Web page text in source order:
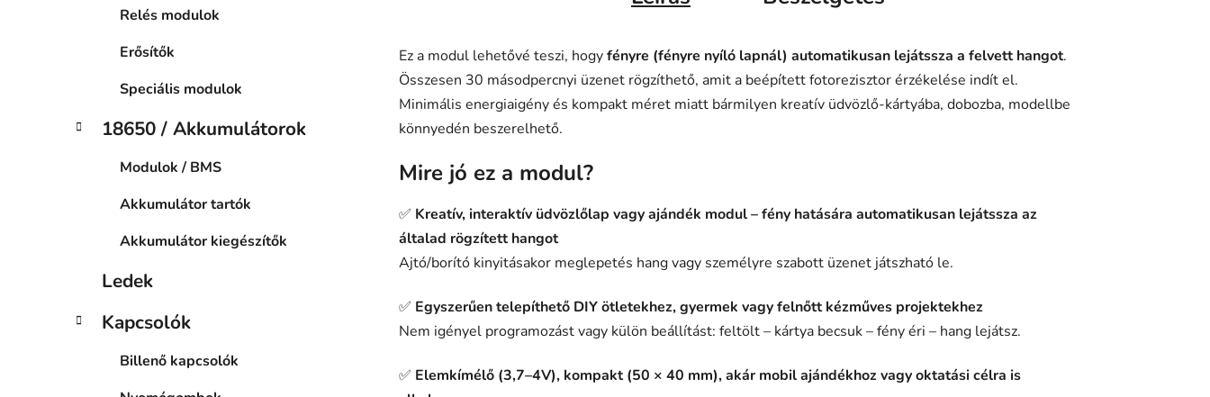
Relés modulok
Erősítők
Speciális modulok
18650 / Akkumulátorok
Modulok / BMS
Akkumulátor tartók
Akkumulátor kiegészítők
Ledek
Kapcsolók
Billenő kapcsolók
Ez a modul lehetővé teszi, hogyfényre (fényre nyíló lapnál) automatikusan lejátssza a felvett hangot.
Összesen 30 másodpercnyi üzenet rögzíthető, amit a beépített fotorezisztor érzékelése indít el.
Minimális energiaigény és kompakt méret miatt bármilyen kreatív üdvözlő-kártyába, dobozba, modellbe
könnyedén beszerelhető.
Mire jó ez a modul?
✅ Kreatív, interaktív üdvözlőlap vagy ajándék modul – fény hatására automatikusan lejátssza az
általad rögzített hangot
Ajtó/borító kinyitásakor meglepetés hang vagy személyre szabott üzenet játszható le.
✅ Egyszerűen telepíthető DIY ötletekhez, gyermek vagy felnőtt kézműves projektekhez
Nem igényel programozást vagy külön beállítást: feltölt – kártya becsuk – fény éri – hang lejátsz.
✅ Elemkímélő (3,7–4V), kompakt (50 × 40 mm), akár mobil ajándékhoz vagy oktatási célra is